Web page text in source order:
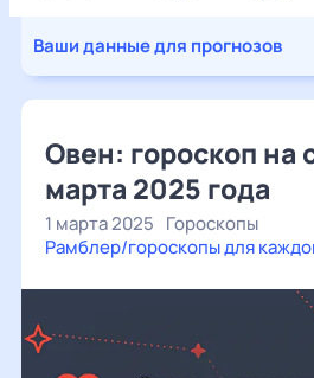
Ваши данные для прогнозов
Овен: гороскоп на
марта 2025 года
1 марта 2025 Гороскопы
Рамблер/гороскопы для